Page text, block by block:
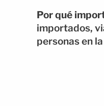
Por qué
importados,
personas en